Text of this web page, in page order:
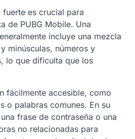
fuerte es crucial para
de PUBG Mobile. Una
incluye una mezcla
minúsculas, números y
lo que dificulta que los
fácilmente accesible, como
o palabras comunes. En su
frase de contraseña o una
no relacionadas para